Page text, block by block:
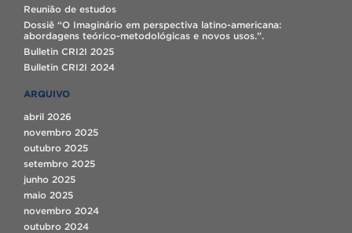
Reunião de estudos
Dossiê “O Imaginário em perspectiva latino-americana:
abordagens teórico-metodológicas e novos usos.”.
Bulletin CRI2I 2025
Bulletin CRI2I 2024
ARQUIVO
abril 2026
novembro 2025
outubro 2025
setembro 2025
junho 2025
maio 2025
novembro 2024
outubro 2024